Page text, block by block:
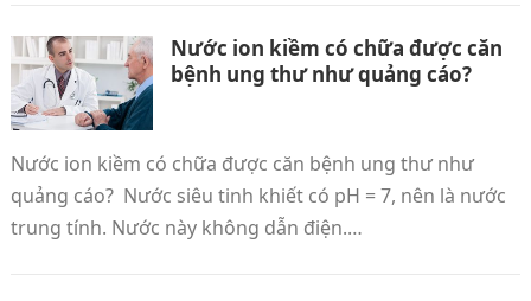
Nước ion kiềm có chữa được căn
bệnh ung thư như quảng cáo?
Nước ion kiềm có chữa được căn bệnh ung thư như
quảng cáo? Nước siêu tinh khiết có pH = 7, nên là nước
trung tính. Nước này không dẫn điện.…